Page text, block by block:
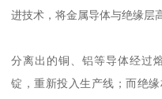
进技术，将金属导体与绝缘层
分离出的铜、铝等导体经过
锭，重新投入生产线；而绝